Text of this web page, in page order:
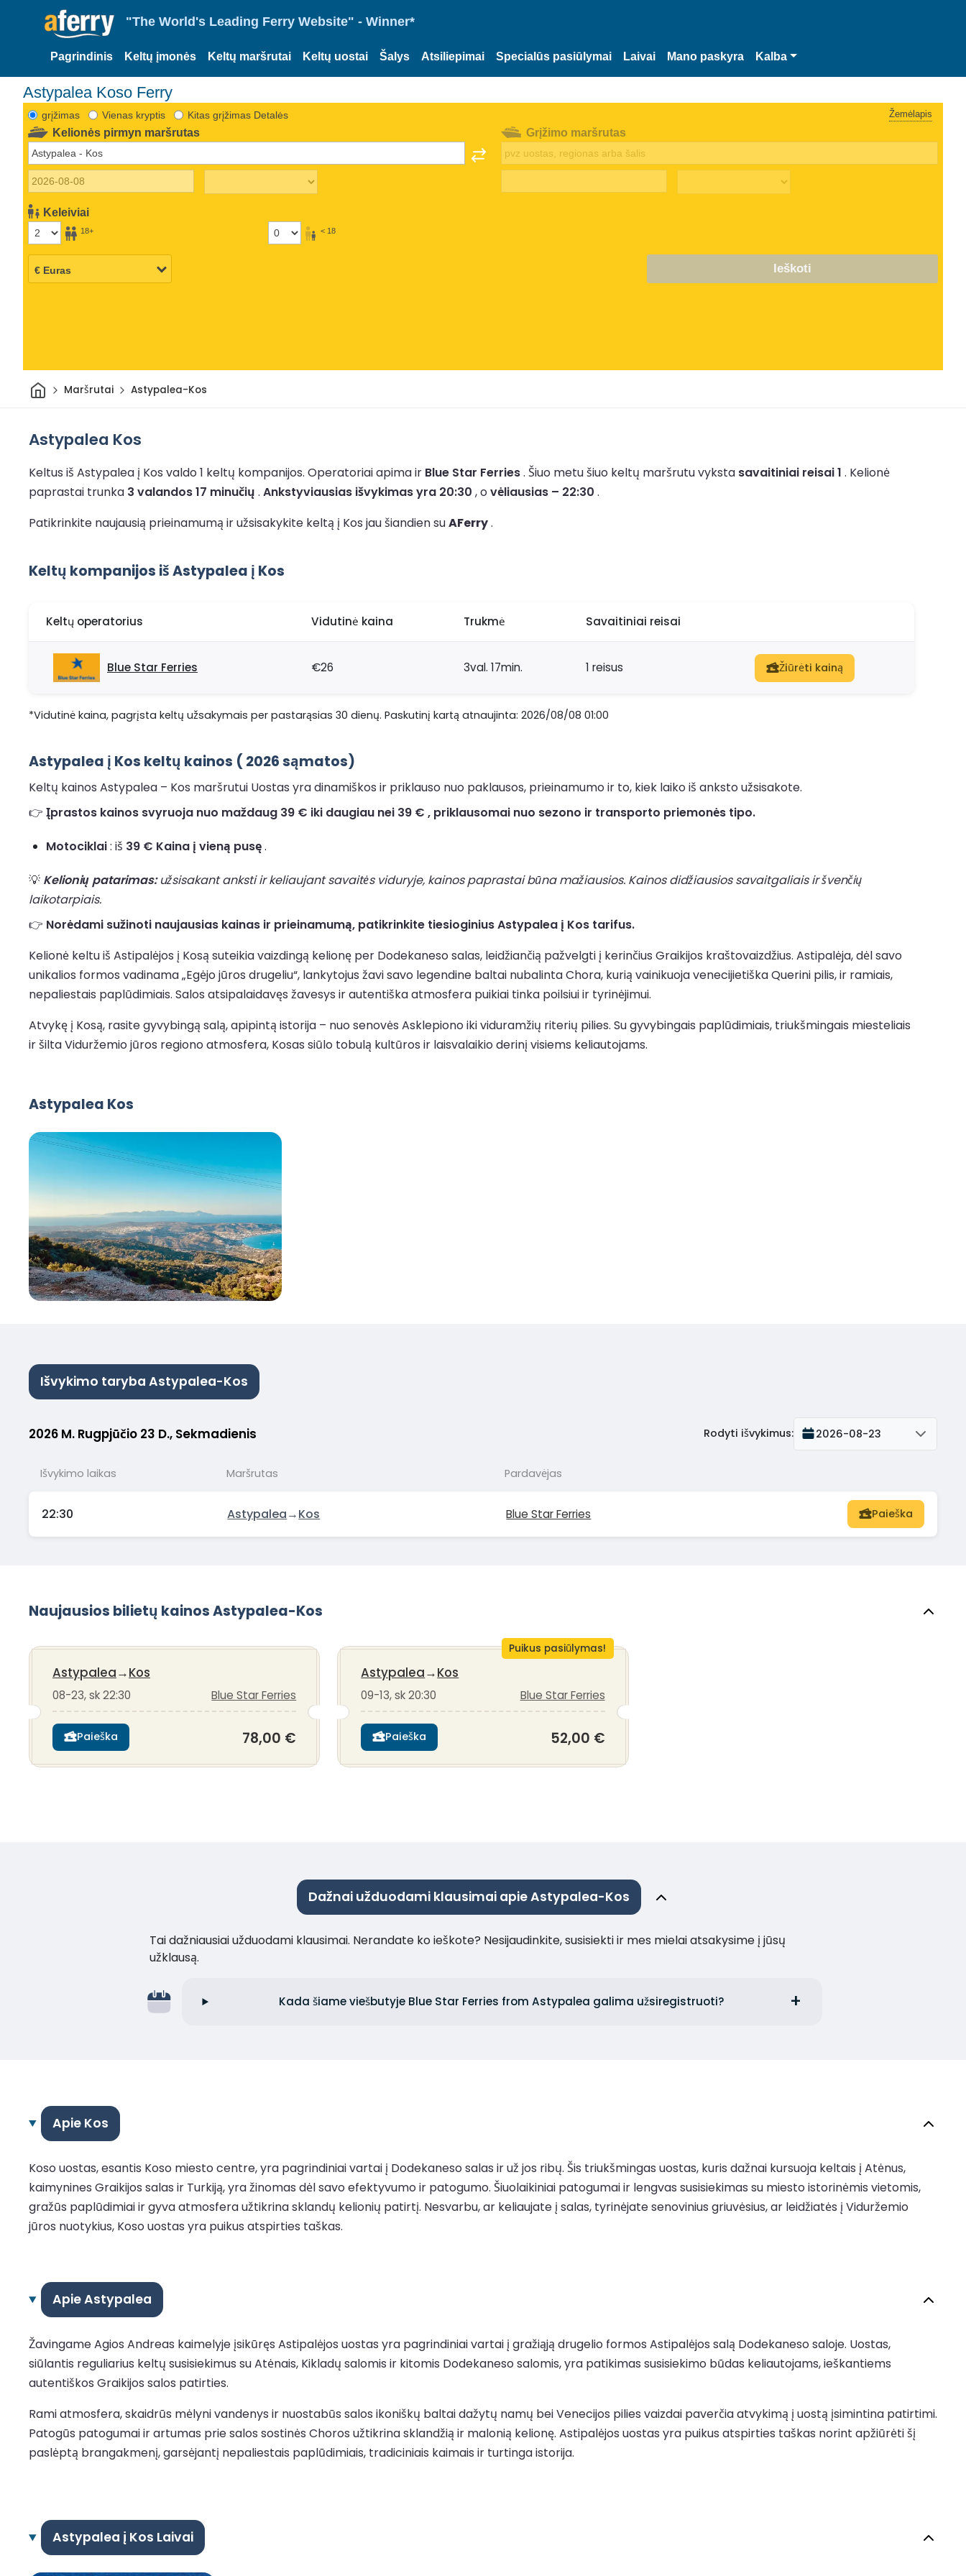
"The World's Leading Ferry Website" - Winner*
Pagrindinis Keltų įmonės Keltų maršrutai Keltų uostai Šalys Atsiliepimai Specialūs pasiūlymai Laivai Mano paskyra Kalba
Astypalea Koso Ferry
grįžimas Vienas kryptis Kitas grįžimas Detalės Žemėlapis
Kelionės pirmyn maršrutas
Keleiviai
18+ < 18
Grįžimo maršrutas
Ieškoti
Pradžia
Maršrutai Astypalea-Kos
Astypalea Kos
Keltus iš Astypalea į Kos valdo 1 keltų kompanijos. Operatoriai apima ir Blue Star Ferries. Šiuo metu šiuo keltų maršrutu vyksta savaitiniai reisai 1 . Kelionė
paprastai trunka 3 valandos 17 minučių . Ankstyviausias išvykimas yra 20:30 , o vėliausias – 22:30 .
Patikrinkite naujausią prieinamumą ir užsisakykite keltą į Kos jau šiandien suAFerry.
Keltų kompanijos iš Astypalea į Kos
Keltų operatorius Vidutinė kaina Trukmė Savaitiniai reisai
Blue Star Ferries €26 3val. 17min. 1 reisus Žiūrėti kainą
*Vidutinė kaina, pagrįsta keltų užsakymais per pastarąsias 30 dienų. Paskutinį kartą atnaujinta: 2026/08/08 01:00
Astypalea į Kos keltų kainos ( 2026 sąmatos)
Keltų kainos Astypalea – Kos maršrutui Uostas yra dinamiškos ir priklauso nuo paklausos, prieinamumo ir to, kiek laiko iš anksto užsisakote.
👉 Įprastos kainos svyruoja nuo maždaug 39 € iki daugiau nei 39 € , priklausomai nuo sezono ir transporto priemonės tipo.
Motociklai: iš 39 € Kaina į vieną pusę.
💡 Kelionių patarimas:užsisakant anksti ir keliaujant savaitės viduryje, kainos paprastai būna mažiausios. Kainos didžiausios savaitgaliais ir švenčių
laikotarpiais.
👉 Norėdami sužinoti naujausias kainas ir prieinamumą, patikrinkite tiesioginius Astypalea į Kos tarifus.
Kelionė keltu iš Astipalėjos į Kosą suteikia vaizdingą kelionę per Dodekaneso salas, leidžiančią pažvelgti į kerinčius Graikijos kraštovaizdžius. Astipalėja, dėl savo
unikalios formos vadinama „Egėjo jūros drugeliu“, lankytojus žavi savo legendine baltai nubalinta Chora, kurią vainikuoja venecijietiška Querini pilis, ir ramiais,
nepaliestais paplūdimiais. Salos atsipalaidavęs žavesys ir autentiška atmosfera puikiai tinka poilsiui ir tyrinėjimui.
Atvykę į Kosą, rasite gyvybingą salą, apipintą istorija – nuo senovės Asklepiono iki viduramžių riterių pilies. Su gyvybingais paplūdimiais, triukšmingais miesteliais
ir šilta Viduržemio jūros regiono atmosfera, Kosas siūlo tobulą kultūros ir laisvalaikio derinį visiems keliautojams.
Astypalea Kos
Išvykimo taryba Astypalea-Kos
2026 M. Rugpjūčio 23 D., Sekmadienis Rodyti išvykimus: 2026-08-23
Išvykimo laikas Maršrutas Pardavėjas
22:30 Astypalea→Kos Blue Star Ferries Paieška
Naujausios bilietų kainos Astypalea-Kos
Astypalea→Kos
08-23, sk 22:30 Blue Star Ferries
Paieška 78,00 €
Puikus pasiūlymas!
Astypalea→Kos
09-13, sk 20:30 Blue Star Ferries
Paieška 52,00 €
Dažnai užduodami klausimai apie Astypalea-Kos
Tai dažniausiai užduodami klausimai. Nerandate ko ieškote? Nesijaudinkite, susisiekti ir mes mielai atsakysime į jūsų
užklausą.
Kada šiame viešbutyje Blue Star Ferries from Astypalea galima užsiregistruoti?
Apie Kos
Koso uostas, esantis Koso miesto centre, yra pagrindiniai vartai į Dodekaneso salas ir už jos ribų. Šis triukšmingas uostas, kuris dažnai kursuoja keltais į Atėnus,
kaimynines Graikijos salas ir Turkiją, yra žinomas dėl savo efektyvumo ir patogumo. Šiuolaikiniai patogumai ir lengvas susisiekimas su miesto istorinėmis vietomis,
gražūs paplūdimiai ir gyva atmosfera užtikrina sklandų kelionių patirtį. Nesvarbu, ar keliaujate į salas, tyrinėjate senovinius griuvėsius, ar leidžiatės į Viduržemio
jūros nuotykius, Koso uostas yra puikus atspirties taškas.
Apie Astypalea
Žavingame Agios Andreas kaimelyje įsikūręs Astipalėjos uostas yra pagrindiniai vartai į gražiąją drugelio formos Astipalėjos salą Dodekaneso saloje. Uostas,
siūlantis reguliarius keltų susisiekimus su Atėnais, Kikladų salomis ir kitomis Dodekaneso salomis, yra patikimas susisiekimo būdas keliautojams, ieškantiems
autentiškos Graikijos salos patirties.
Rami atmosfera, skaidrūs mėlyni vandenys ir nuostabūs salos ikoniškų baltai dažytų namų bei Venecijos pilies vaizdai paverčia atvykimą į uostą įsimintina patirtimi.
Patogūs patogumai ir artumas prie salos sostinės Choros užtikrina sklandžią ir malonią kelionę. Astipalėjos uostas yra puikus atspirties taškas norint apžiūrėti šį
paslėptą brangakmenį, garsėjantį nepaliestais paplūdimiais, tradiciniais kaimais ir turtinga istorija.
Astypalea į Kos Laivai